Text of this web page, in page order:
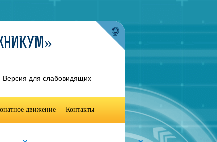
Версия для слабовидящих
движение Контакты